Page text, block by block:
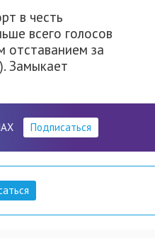
в честь
всего голосов
отставанием за
Замыкает
Подписаться